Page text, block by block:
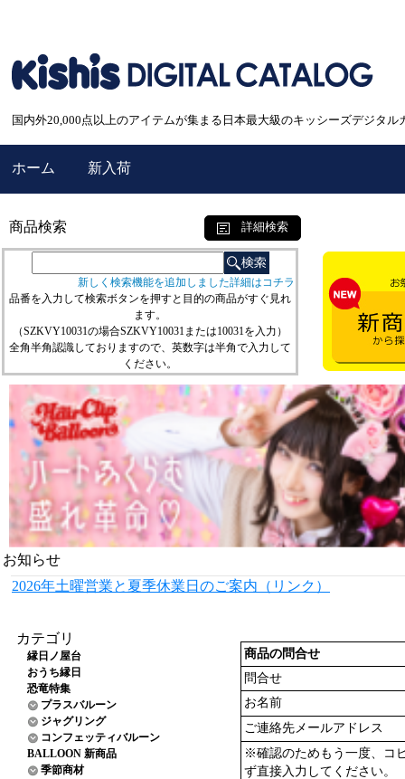
国内外20,000点以上のアイテムが集まる日本最大級のキッシーズデジタル
ホーム 新入荷
商品検索 詳細検索
新しく検索機能を追加しました詳細はコチラ
品番を入力して検索ボタンを押すと目的の商品がすぐ見れ
ます。
（SZKVY10031の場合SZKVY10031または10031を入力）
全角半角認識しておりますので、英数字は半角で入力して
ください。
お知らせ
2026年土曜営業と夏季休業日のご案内（リンク）
カテゴリ
縁日ノ屋台
おうち縁日
恐竜特集
プラスバルーン
ジャグリング
コンフェッティバルーン
BALLOON 新商品
季節商材
商品の問合せ
問合せ
お名前
ご連絡先メールアドレス
※確認のためもう一度、コ
ず直接入力してください。